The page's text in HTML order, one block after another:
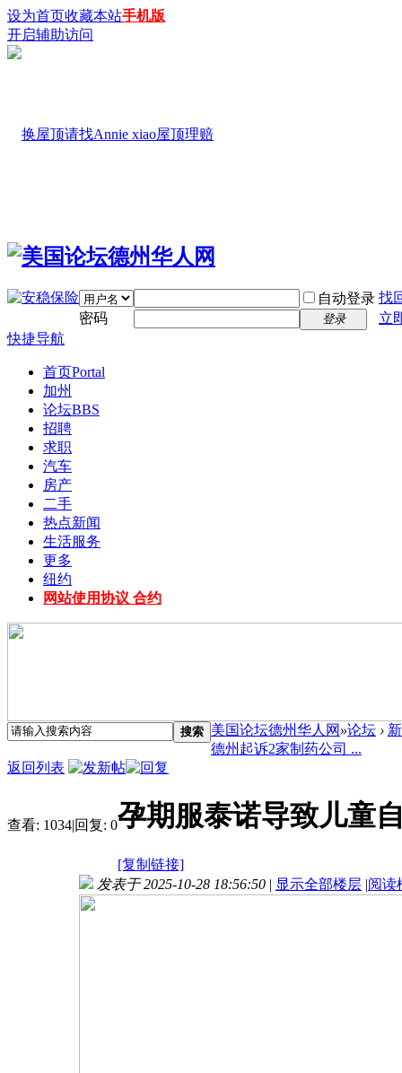
设为首页收藏本站手机版
开启辅助访问
自动登录 找
密码
登录
立
快捷导航
首页Portal
加州
论坛BBS
招聘
求职
汽车
房产
二手
热点新闻
生活服务
更多
纽约
网站使用协议 合约
搜索 美国论坛德州华人网 »论坛 ›
德州起诉2家制药公司 ...
返回列表
查看: 1034|回复: 0孕期服泰诺导致儿童
[复制链接]
发表于 2025-10-28 18:56:50 | 显示全部楼层 |阅读